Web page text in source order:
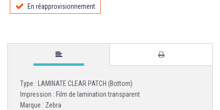
En réapprovisionnement
Type : LAMINATE CLEAR PATCH (Bottom)
Impression : Film de lamination transparent
Marque : Zebra